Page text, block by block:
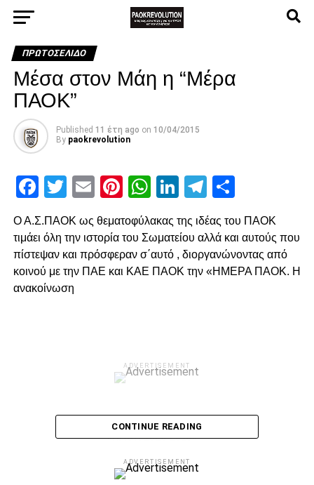
ΠΡΩΤΟΣΈΛΙΔΟ
Μέσα στον Μάη η “Μέρα
ΠΑΟΚ”
Published 11 έτη ago on 10/04/2015
By paokrevolution
Facebook
Twitter
EmailPinterest
WhatsApp
LinkedIn
Telegram
Ο Α.Σ.ΠΑΟΚ ως θεματοφύλακας της ιδέας του ΠΑΟΚ
τιμάει όλη την ιστορία του Σωματείου αλλά και αυτούς που
πίστεψαν και πρόσφεραν σ΄αυτό , διοργανώνοντας από
κοινού με την ΠΑΕ και ΚΑΕ ΠΑΟΚ την «ΗΜΕΡΑ ΠΑΟΚ. Η
ανακοίνωση
ADVERTISEMENT
CONTINUE READING
ADVERTISEMENT